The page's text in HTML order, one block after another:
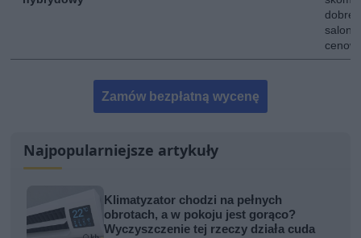
dobrej
salon
Zamów bezpłatną wycenę
Najpopularniejsze artykuły
Klimatyzator chodzi na pełnych
obrotach, a w pokoju jest gorąco?
Wyczyszczenie tej rzeczy działa cuda